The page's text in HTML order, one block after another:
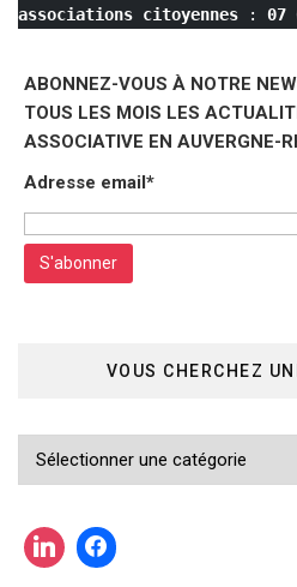
associations citoyennes : 07
ABONNEZ-VOUS À NOTRE
TOUS LES MOIS LES
ASSOCIATIVE EN AUVERGNE-
Adresse email*
VOUS CHERCHEZ
Vous
actualité
?